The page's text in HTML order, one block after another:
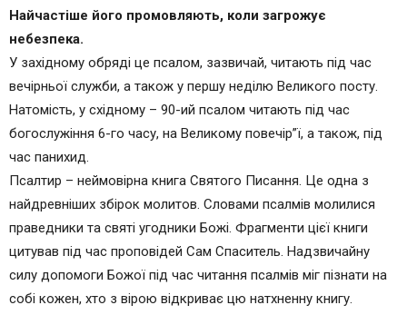
покровом Бога небесного оселиться.
пристановище моє,Бог мій,покладатиму надію
на нього!”
Бо він визволить тебе від сіті ловецької і від
слова напасливого.
плечима своїми заступить тебе,і під крилами
його перебуватимеш у надії.Бронею оточить
тебе істина його.
Не убоїшся страху нічного,ані стріли,що летить
удень,
ані випадку,що приходить у темряві,ані напасти
та біса південного.
Найчастіше його промовляють, коли загрожує
небезпека.
У західному обряді це псалом, зазвичай, читають під час
вечірньої служби, а також у першу неділю Великого посту.
Натомість, у східному – 90-ий псалом читають під час
богослужіння 6-го часу, на Великому повечір”ї, а також, під
час панихид.
Псалтир – неймовірна книга Святого Писання. Це одна з
найдревніших збірок молитов. Словами псалмів молилися
праведники та святі угодники Божі. Фрагменти цієї книги
цитував під час проповідей Сам Спаситель. Надзвичайну
силу допомоги Божої під час читання псалмів міг пізнати на
собі кожен, хто з вірою відкриває цю натхненну книгу.